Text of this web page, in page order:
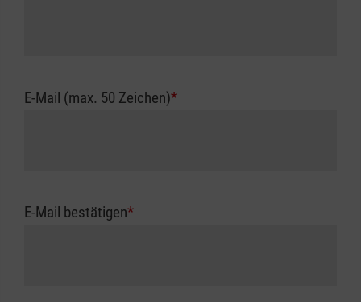
E-Mail (max. 50 Zeichen)*
E-Mail bestätigen*